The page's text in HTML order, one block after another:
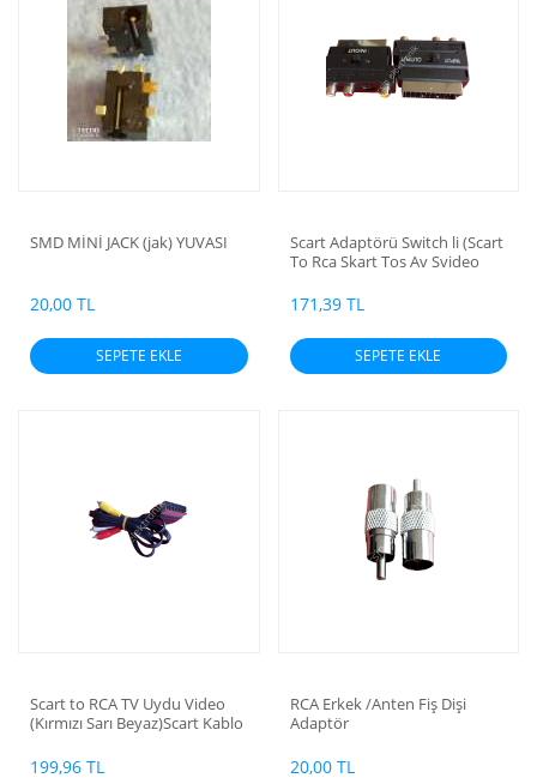
SMD MİNİ JACK (jak) YUVASI
20,00 TL
SEPETE EKLE
Scart Adaptörü Switch li (Scart
To Rca Skart Tos Av Svideo
171,39 TL
SEPETE EKLE
Scart to RCA TV Uydu Video
(Kırmızı Sarı Beyaz)Scart Kablo
199,96 TL
RCA Erkek /Anten Fiş Dişi
Adaptör
20,00 TL